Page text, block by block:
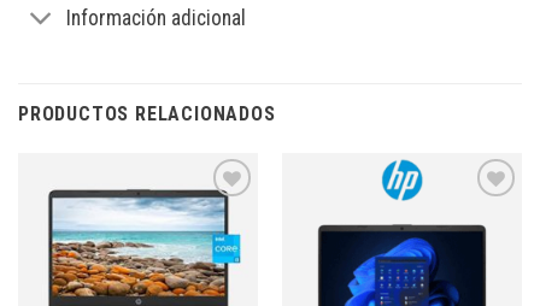
Información adicional
PRODUCTOS RELACIONADOS
Añadir
a la
lista de
deseos
a la